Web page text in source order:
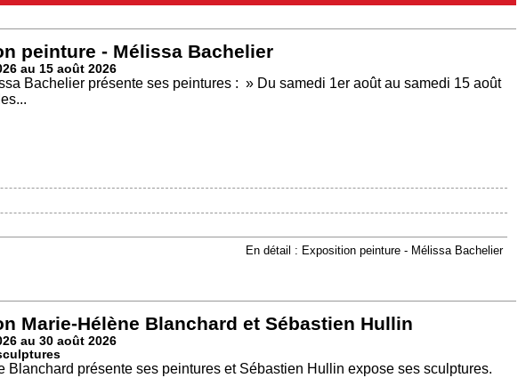
peinture - Mélissa Bachelier
au 15 août 2026
Bachelier présente ses peintures : » Du samedi 1er août au samedi 15 août
En détail : Exposition peinture - Mélissa Bachelier
Marie-Hélène Blanchard et Sébastien Hullin
au 30 août 2026
Blanchard présente ses peintures et Sébastien Hullin expose ses sculptures.